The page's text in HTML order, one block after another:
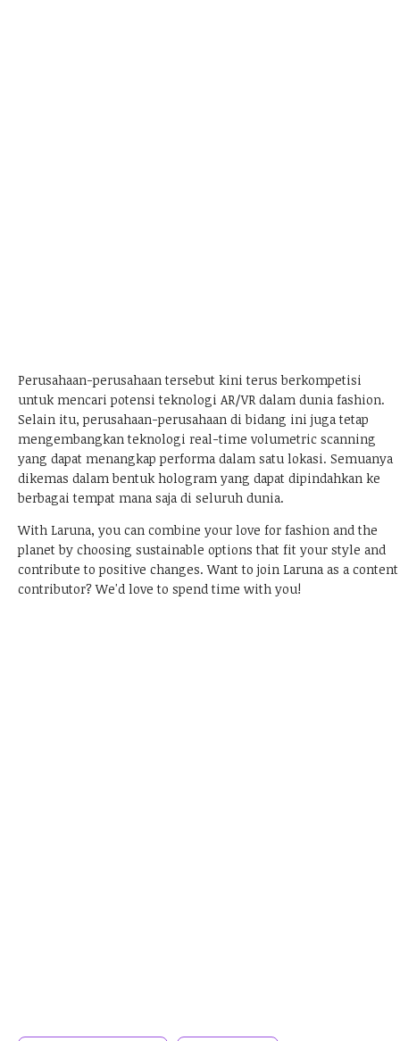
Perusahaan-perusahaan tersebut kini terus berkompetisi
untuk mencari potensi teknologi AR/VR dalam dunia fashion.
Selain itu, perusahaan-perusahaan di bidang ini juga tetap
mengembangkan teknologi real-time volumetric scanning
yang dapat menangkap performa dalam satu lokasi. Semuanya
dikemas dalam bentuk hologram yang dapat dipindahkan ke
berbagai tempat mana saja di seluruh dunia.
With Laruna, you can combine your love for fashion and the
planet by choosing sustainable options that fit your style and
contribute to positive changes.Want to join Laruna as a content
contributor?We'd love to spend time with you!